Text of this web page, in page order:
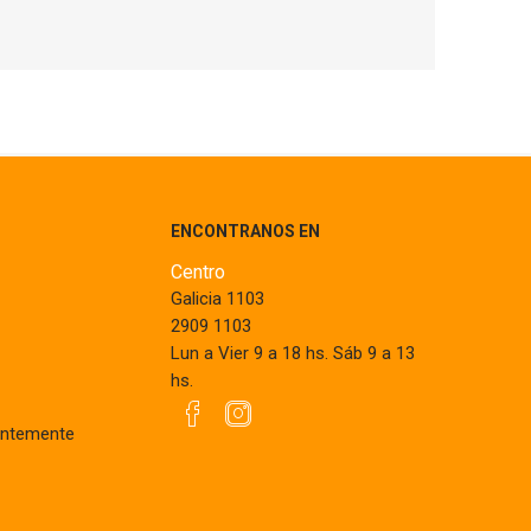
ENCONTRANOS EN
Centro
Galicia 1103
2909 1103
Lun a Vier 9 a 18 hs. Sáb 9 a 13
hs.